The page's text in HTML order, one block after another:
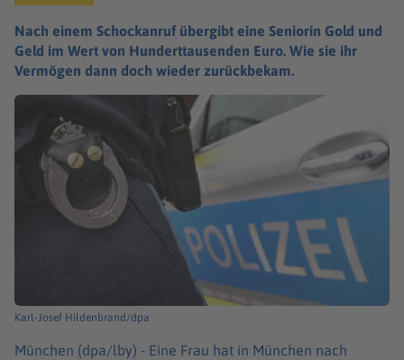
Nach einem Schockanruf übergibt eine Seniorin Gold und
Geld im Wert von Hunderttausenden Euro. Wie sie ihr
Vermögen dann doch wieder zurückbekam.
Karl-Josef Hildenbrand/dpa
München (dpa/lby) - Eine Frau hat in München nach